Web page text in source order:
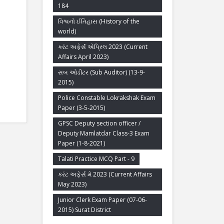
184
વિશ્વનો ઈતિહાસ (History of the
world)
કરંટ અફેર્સ એપ્રિલ 2023 (Current
Affairs April 2023)
સબ ઓડીટર (Sub Auditor) (13-9-
2015)
Police Constable Lokrakshak Exam
Paper (3-5-2015)
GPSC Deputy section officer /
Deputy Mamlatdar Class-3 Exam
Paper (1-8-2021)
Talati Practice MCQ Part - 9
કરંટ અફેર્સ મે 2023 (Current Affairs
May 2023)
Junior Clerk Exam Paper (07-06-
2015) Surat District